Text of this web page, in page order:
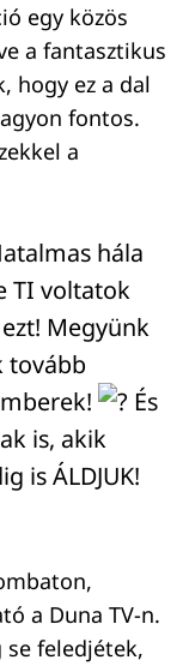
egy közös
a fantasztikus
hogy ez a dal
fontos.
a
hála
TI voltatok
Megyünk
tovább
És
is, akik
is ÁLDJUK!
a Duna TV-n.
se feledjétek,